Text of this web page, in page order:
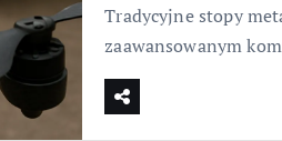
Tradycyjne stopy
zaawansowanym